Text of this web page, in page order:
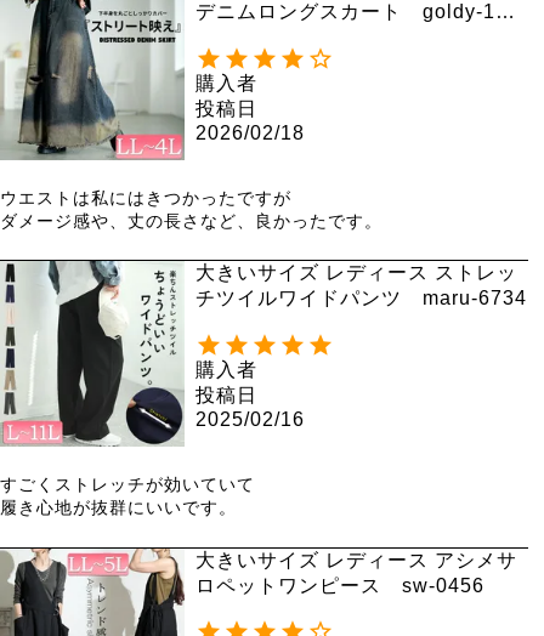
デニムロングスカート goldy-176
購入者
投稿日
2026/02/18
ウエストは私にはきつかったですが
ダメージ感や、丈の長さなど、良かったです。
大きいサイズ レディース ストレッ
チツイルワイドパンツ maru-6734
購入者
投稿日
2025/02/16
すごくストレッチが効いていて
履き心地が抜群にいいです。
大きいサイズ レディース アシメサ
ロペットワンピース sw-0456